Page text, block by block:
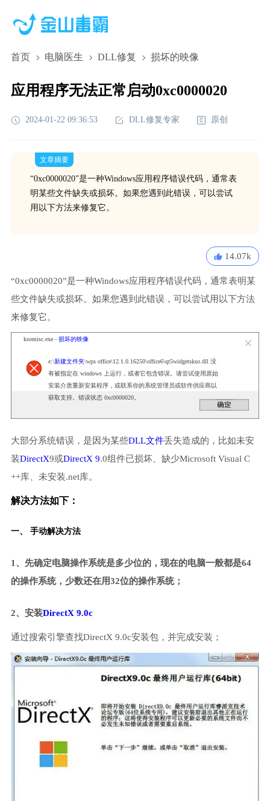
首页 电脑医生 DLL修复 损坏的映像
应用程序无法正常启动0xc0000020
2024-01-22 09:36:53 DLL修复专家 原创
文章摘要
“0xc0000020”是一种Windows应用程序错误代码，通常表
明某些文件缺失或损坏。如果您遇到此错误，可以尝试
用以下方法来修复它。
14.07k
“0xc0000020”是一种Windows应用程序错误代码，通常表明某
些文件缺失或损坏。如果您遇到此错误，可以尝试用以下方法
来修复它。
ksomisc.exe - 损坏的映像
e:\新建文件夹\wps office\12.1.0.16250\office6\qt5widgetskso.dll 没
有被指定在 windows 上运行，或者它包含错误。请尝试使用原始
安装介质重新安装程序，或联系你的系统管理员或软件供应商以
获取支持。错误状态 0xc0000020。
大部分系统错误，是因为某些DLL文件丢失造成的，比如未安
装DirectX9或DirectX 9.0组件已损坏、缺少Microsoft Visual C
++库、未安装.net库。
解决方法如下：
一、 手动解决方法
1、先确定电脑操作系统是多少位的，现在的电脑一般都是64
的操作系统，少数还在用32位的操作系统；
2、安装DirectX 9.0c
通过搜索引擎查找DirectX 9.0c安装包，并完成安装；